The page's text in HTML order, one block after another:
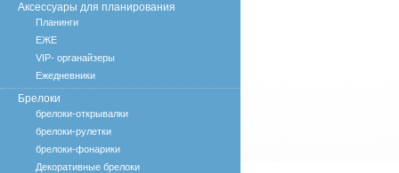
Аксессуары для планирования
Планинги
ЕЖЕ
VIP- органайзеры
Ежедневники
Брелоки
брелоки-открывалки
брелоки-рулетки
брелоки-фонарики
Декоративные брелоки